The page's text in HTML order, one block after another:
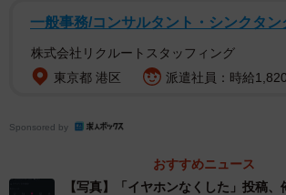
「 ま っ て こ れ 俺 や ん 」
一般事務/コンサルタント・シンクタン
株式会社リクルートスタッフィング
東京都 港区
派遣社員：時給
Sponsored by
おすすめニュース
【写真】「イヤホンなくした」投稿、